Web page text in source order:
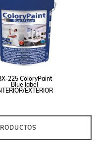
225 ColoryPaint
Blue label
EXTERIOR